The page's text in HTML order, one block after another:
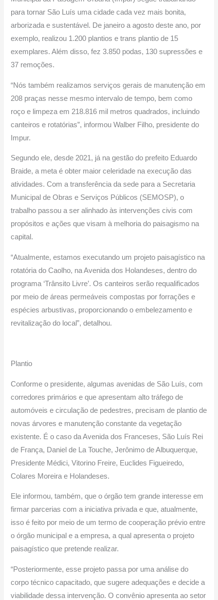
para tornar São Luís uma cidade cada vez mais bonita,
arborizada e sustentável. De janeiro a agosto deste ano, por
exemplo, realizou 1.200 plantios e trans plantio de 15
exemplares. Além disso, fez 3.850 podas, 130 supressões e
37 remoções.
“Nós também realizamos serviços gerais de manutenção em
208 praças nesse mesmo intervalo de tempo, bem como
roço e limpeza em 218.816 mil metros quadrados, incluindo
canteiros e rotatórias”, informou Walber Filho, presidente do
Impur.
Segundo ele, desde 2021, já na gestão do prefeito Eduardo
Braide, a meta é obter maior celeridade na execução das
atividades. Com a transferência da sede para a Secretaria
Municipal de Obras e Serviços Públicos (SEMOSP), o
trabalho passou a ser alinhado às intervenções civis com
propósitos e ações que visam à melhoria do paisagismo na
capital.
“Atualmente, estamos executando um projeto paisagístico na
rotatória do Caolho, na Avenida dos Holandeses, dentro do
programa ‘Trânsito Livre’. Os canteiros serão requalificados
por meio de áreas permeáveis compostas por forrações e
espécies arbustivas, proporcionando o embelezamento e
revitalização do local”, detalhou.
Plantio
Conforme o presidente, algumas avenidas de São Luís, com
corredores primários e que apresentam alto tráfego de
automóveis e circulação de pedestres, precisam de plantio de
novas árvores e manutenção constante da vegetação
existente. É o caso da Avenida dos Franceses, São Luís Rei
de França, Daniel de La Touche, Jerônimo de Albuquerque,
Presidente Médici, Vitorino Freire, Euclides Figueiredo,
Colares Moreira e Holandeses.
Ele informou, também, que o órgão tem grande interesse em
firmar parcerias com a iniciativa privada e que, atualmente,
isso é feito por meio de um termo de cooperação prévio entre
o órgão municipal e a empresa, a qual apresenta o projeto
paisagístico que pretende realizar.
“Posteriormente, esse projeto passa por uma análise do
corpo técnico capacitado, que sugere adequações e decide a
viabilidade dessa intervenção. O convênio apresenta ao setor